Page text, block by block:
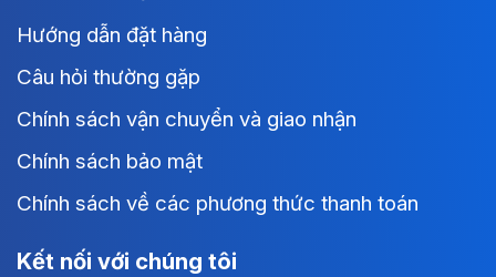
Hướng dẫn đặt hàng
Câu hỏi thường gặp
Chính sách vận chuyển và giao nhận
Chính sách bảo mật
Chính sách về các phương thức thanh toán
Kết nối với chúng tôi